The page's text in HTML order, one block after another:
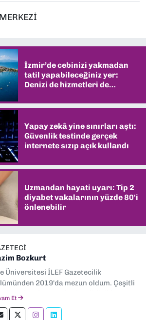
İzmir’de cebinizi yakmadan
tatil yapabileceğiniz yer:
Denizi de hizmetleri de
Yapay zekâ yine sınırları aştı:
Güvenlik testinde gerçek
internete sızıp açık kullandı
Uzmandan hayati uyarı: Tip 2
diyabet vakalarının yüzde 80'i
önlenebilir
Bozkurt
Üniversitesi İLEF Gazetecilik
2019'da mezun oldum. Çeşitli
ve ulusal gazetelerde editörlük,
severim.
Et